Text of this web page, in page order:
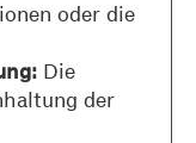
oder die
Die
der